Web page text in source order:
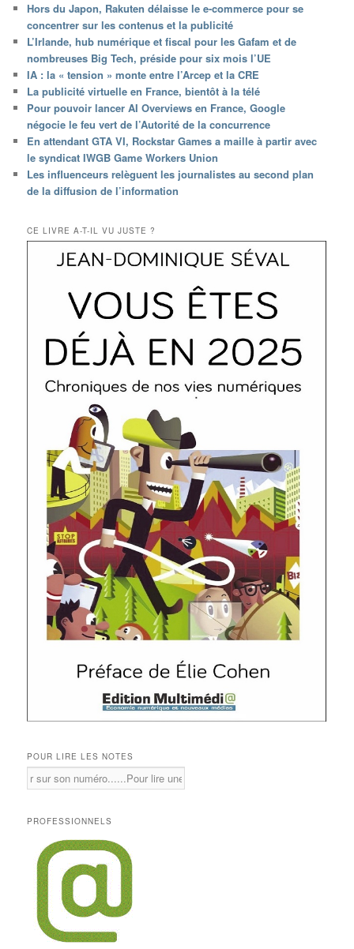
Hors du Japon, Rakuten délaisse le e-commerce pour se
concentrer sur les contenus et la publicité
L’Irlande, hub numérique et fiscal pour les Gafam et de
nombreuses Big Tech, préside pour six mois l’UE
IA : la « tension » monte entre l’Arcep et la CRE
La publicité virtuelle en France, bientôt à la télé
Pour pouvoir lancer AI Overviews en France, Google
négocie le feu vert de l’Autorité de la concurrence
En attendant GTA VI, Rockstar Games a maille à partir avec
le syndicat IWGB Game Workers Union
Les influenceurs relèguent les journalistes au second plan
de la diffusion de l’information
CE LIVRE A-T-IL VU JUSTE ?
POUR LIRE LES NOTES
PROFESSIONNELS